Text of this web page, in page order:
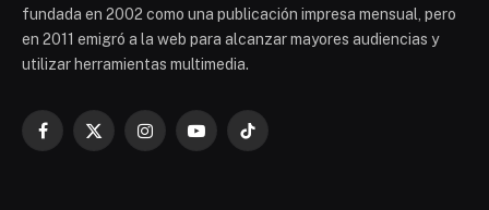
fundada en 2002 como una publicación impresa mensual, pero
en 2011 emigró a la web para alcanzar mayores audiencias y
utilizar herramientas multimedia.
Facebook
X
InstagramYouTubeTikTok